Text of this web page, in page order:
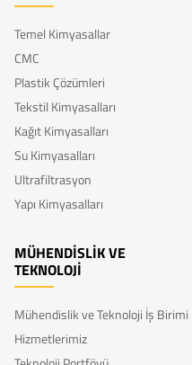
Temel Kimyasallar
CMC
Plastik Çözümleri
Tekstil Kimyasalları
Kağıt Kimyasalları
Su Kimyasalları
Ultrafiltrasyon
Yapı Kimyasalları
MÜHENDİSLİK VE
TEKNOLOJİ
Mühendislik ve Teknoloji İş Birimi
Hizmetlerimiz